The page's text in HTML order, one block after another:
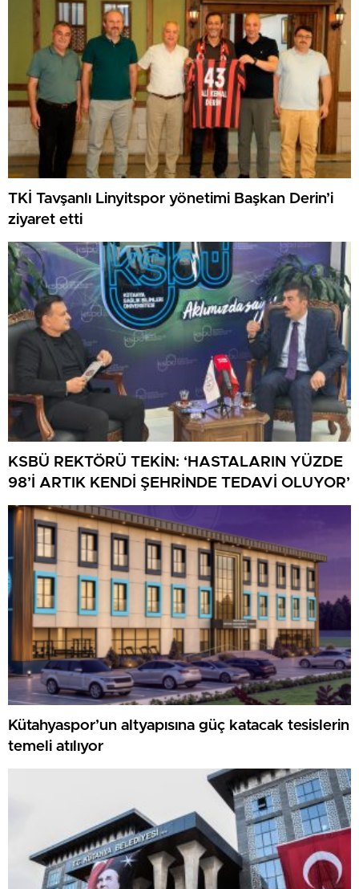
TKİ Tavşanlı Linyitspor yönetimi Başkan Derin’i
ziyaret etti
KSBÜ REKTÖRÜ TEKİN: ‘HASTALARIN YÜZDE
98’İ ARTIK KENDİ ŞEHRİNDE TEDAVİ OLUYOR’
Kütahyaspor’un altyapısına güç katacak tesislerin
temeli atılıyor